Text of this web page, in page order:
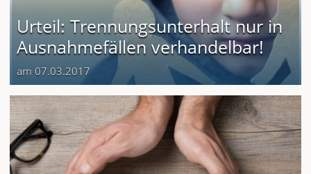
Urteil: Trennungsunterhalt nur in
Ausnahmefällen verhandelbar!
am 07.03.2017